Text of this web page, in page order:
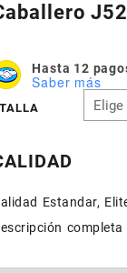
Hasta 12
Saber más
TALLA
Estandar,
completa